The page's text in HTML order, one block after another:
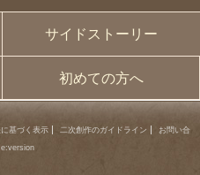
サイドストーリー
初めての方へ
基づく表示 二次創作のガイドライン
お問い合